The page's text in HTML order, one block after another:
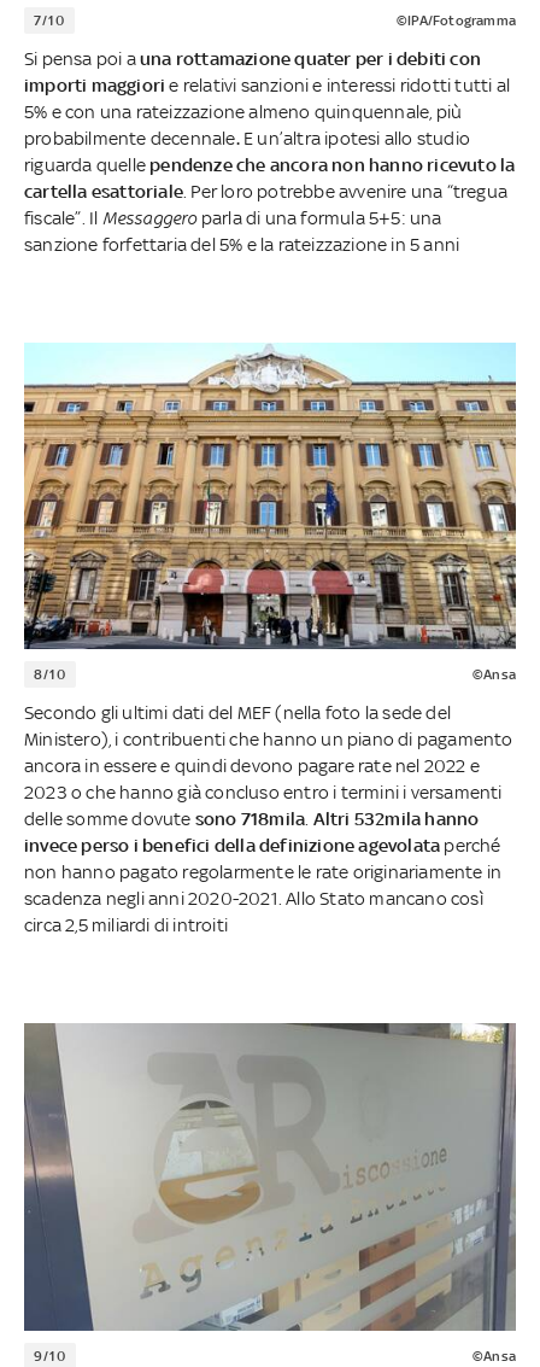
7/10 ©IPA/Fotogramma
Si pensa poi auna rottamazione quater per i debiti con
importi maggiori e relativi sanzioni e interessi ridotti tutti al
5% e con una rateizzazione almeno quinquennale, più
probabilmente decennale. E un’altra ipotesi allo studio
riguarda quelle pendenze che ancora non hanno ricevuto la
cartella esattoriale . Per loro potrebbe avvenire una “tregua
fiscale”. Il Messaggero parla di una formula 5+5: una
sanzione forfettaria del 5% e la rateizzazione in 5 anni
8/10 ©Ansa
Secondo gli ultimi dati del MEF (nella foto la sede del
Ministero), i contribuenti che hanno un piano di pagamento
ancora in essere e quindi devono pagare rate nel 2022 e
2023 o che hanno già concluso entro i termini i versamenti
delle somme dovute sono 718mila. Altri 532mila hanno
invece perso i benefici della definizione agevolata perché
non hanno pagato regolarmente le rate originariamente in
scadenza negli anni 2020-2021. Allo Stato mancano così
circa 2,5 miliardi di introiti
9/10 ©Ansa